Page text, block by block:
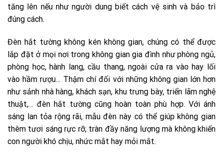
tăng lên nếu như người dung biết cách vệ sinh và bảo trì
đúng cách.
Đèn hắt tường không kén không gian, chúng có thể được
lắp đặt ở mọi nơi trong không gian gia đình như phòng ngủ,
phòng học, hành lang, cầu thang, ngoài cửa ra vào hay lối
vào hầm rượu… Thậm chí đối với những không gian lớn hơn
như sảnh nhà hàng, khách sạn, khu trưng bày, triển lãm nghệ
thuật,… đèn hắt tường cũng hoàn toàn phù hợp. Với ánh
sáng lan tỏa rộng rãi, mẫu đèn này có thể giúp không gian
thêm tươi sáng rực rỡ, tràn đầy năng lượng mà không khiến
con người khó chịu, nhức mắt hay mỏi mắt.